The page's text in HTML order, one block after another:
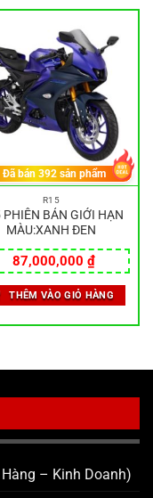
R15
PHIÊN BẢN GIỚI HẠN
MÀU:XANH ĐEN
87,000,000 ₫
Đã bán392 sản phẩm
THÊM VÀO GIỎ HÀNG
– Kinh Doanh)